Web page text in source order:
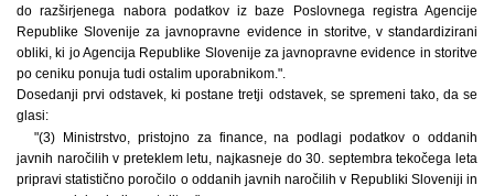
do razširjenega nabora podatkov iz baze Poslovnega registra Agencije
Republike Slovenije za javnopravne evidence in storitve, v standardizirani
obliki, ki jo Agencija Republike Slovenije za javnopravne evidence in storitve
po ceniku ponuja tudi ostalim uporabnikom.".
Dosedanji prvi odstavek, ki postane tretji odstavek, se spremeni tako, da se
glasi:
"(3) Ministrstvo, pristojno za finance, na podlagi podatkov o oddanih
javnih naročilih v preteklem letu, najkasneje do 30. septembra tekočega leta
pripravi statistično poročilo o oddanih javnih naročilih v Republiki Sloveniji in